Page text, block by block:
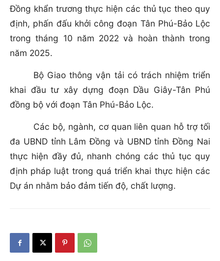
Đồng khẩn trương thực hiện các thủ tục theo quy
định, phấn đấu khởi công đoạn Tân Phú-Bảo Lộc
trong tháng 10 năm 2022 và hoàn thành trong
năm 2025.
Bộ Giao thông vận tải có trách nhiệm triển
khai đầu tư xây dựng đoạn Dầu Giây-Tân Phú
đồng bộ với đoạn Tân Phú-Bảo Lộc.
Các bộ, ngành, cơ quan liên quan hỗ trợ tối
đa UBND tỉnh Lâm Đồng và UBND tỉnh Đồng Nai
thực hiện đầy đủ, nhanh chóng các thủ tục quy
định pháp luật trong quá triển khai thực hiện các
Dự án nhằm bảo đảm tiến độ, chất lượng.